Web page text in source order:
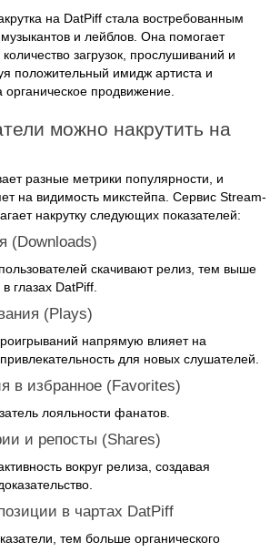
и лейблов. Она помогает
загрузок, прослушиваний и
положительный имидж артиста и
продвижение.
на видимость микстейпа. Сервис Stream-
накрутку следующих показателей:
глазах DatPiff.
для новых слушателей.
страница.